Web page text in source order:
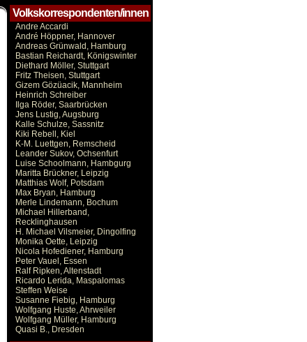
Volkskorrespondenten/innen
Andre Accardi
André Höppner, Hannover
Andreas Grünwald, Hamburg
Bastian Reichardt, Königswinter
Diethard Möller, Stuttgart
Fritz Theisen, Stuttgart
Gizem Gözüacik, Mannheim
Heinrich Schreiber
Ilga Röder, Saarbrücken
Jens Lustig, Augsburg
Kalle Schulze, Sassnitz
Kiki Rebell, Kiel
K-M. Luettgen, Remscheid
Leander Sukov, Ochsenfurt
Luise Schoolmann, Hambgurg
Maritta Brückner, Leipzig
Matthias Wolf, Potsdam
Max Bryan, Hamburg
Merle Lindemann, Bochum
Michael Hillerband,
Recklinghausen
H. Michael Vilsmeier, Dingolfing
Monika Oette, Leipzig
Nicola Hofediener, Hamburg
Peter Vauel, Essen
Ralf Ripken, Altenstadt
Ricardo Lerida, Maspalomas
Steffen Weise
Susanne Fiebig, Hamburg
Wolfgang Huste, Ahrweiler
Wolfgang Müller, Hamburg
Quasi B., Dresden